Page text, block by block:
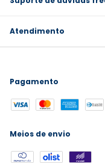
Atendimento
Pagamento
Meios de envio